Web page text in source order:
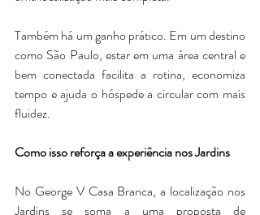
Também há um ganho prático. Em um destino
como São Paulo, estar em uma área central e
bem conectada facilita a rotina, economiza
tempo e ajuda o hóspede a circular com mais
fluidez.
Como isso reforça a experiência nos Jardins
No George V Casa Branca, a localização nos
Jardins se soma a uma proposta de